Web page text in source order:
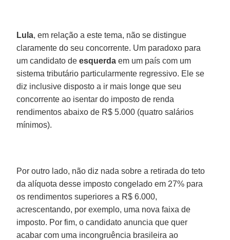
Lula, em relação a este tema, não se distingue
claramente do seu concorrente. Um paradoxo para
um candidato deesquerda em um país com um
sistema tributário particularmente regressivo. Ele se
diz inclusive disposto a ir mais longe que seu
concorrente ao isentar do imposto de renda
rendimentos abaixo de R$ 5.000 (quatro salários
mínimos).
Por outro lado, não diz nada sobre a retirada do teto
da alíquota desse imposto congelado em 27% para
os rendimentos superiores a R$ 6.000,
acrescentando, por exemplo, uma nova faixa de
imposto. Por fim, o candidato anuncia que quer
acabar com uma incongruência brasileira ao